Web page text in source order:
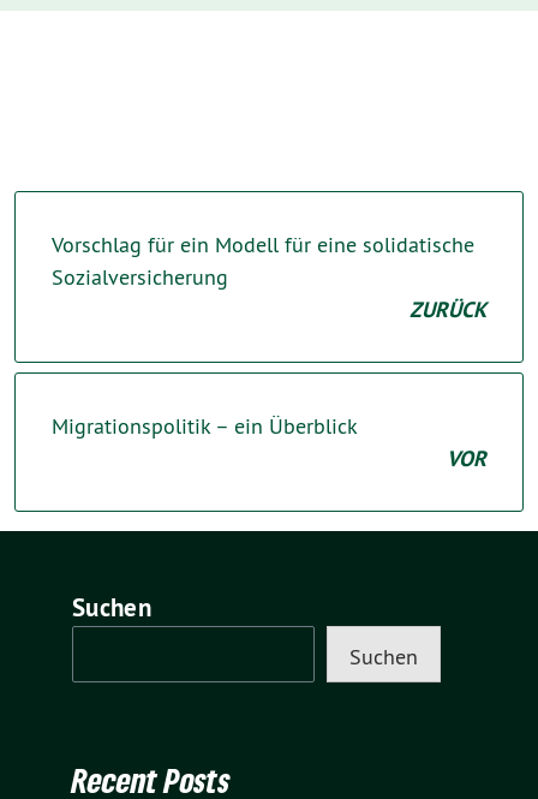
Vorschlag für ein Modell für eine solidatische
Sozialversicherung
ZURÜCK
Migrationspolitik – ein Überblick
VOR
Suchen
Suchen
Recent Posts